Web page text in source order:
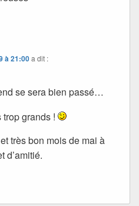
à 21:00a dit :
se sera bien passé…
grands !
très bon mois de mai à
d’amitié.